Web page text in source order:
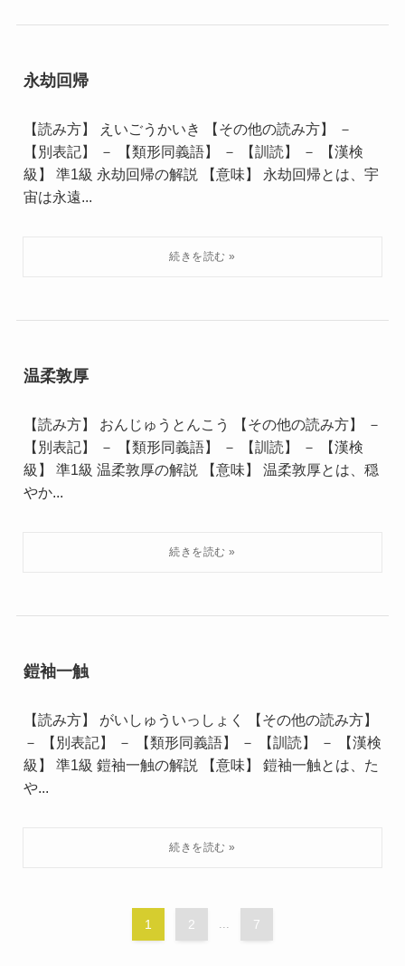
永劫回帰
【読み方】 えいごうかいき 【その他の読み方】 －
【別表記】 － 【類形同義語】 － 【訓読】 － 【漢検
級】 準1級 永劫回帰の解説 【意味】 永劫回帰とは、宇
宙は永遠...
温柔敦厚
【読み方】 おんじゅうとんこう 【その他の読み方】 －
【別表記】 － 【類形同義語】 － 【訓読】 － 【漢検
級】 準1級 温柔敦厚の解説 【意味】 温柔敦厚とは、穏
やか...
鎧袖一触
【読み方】 がいしゅういっしょく 【その他の読み方】
－ 【別表記】 － 【類形同義語】 － 【訓読】 － 【漢検
級】 準1級 鎧袖一触の解説 【意味】 鎧袖一触とは、た
や...
1 2 7